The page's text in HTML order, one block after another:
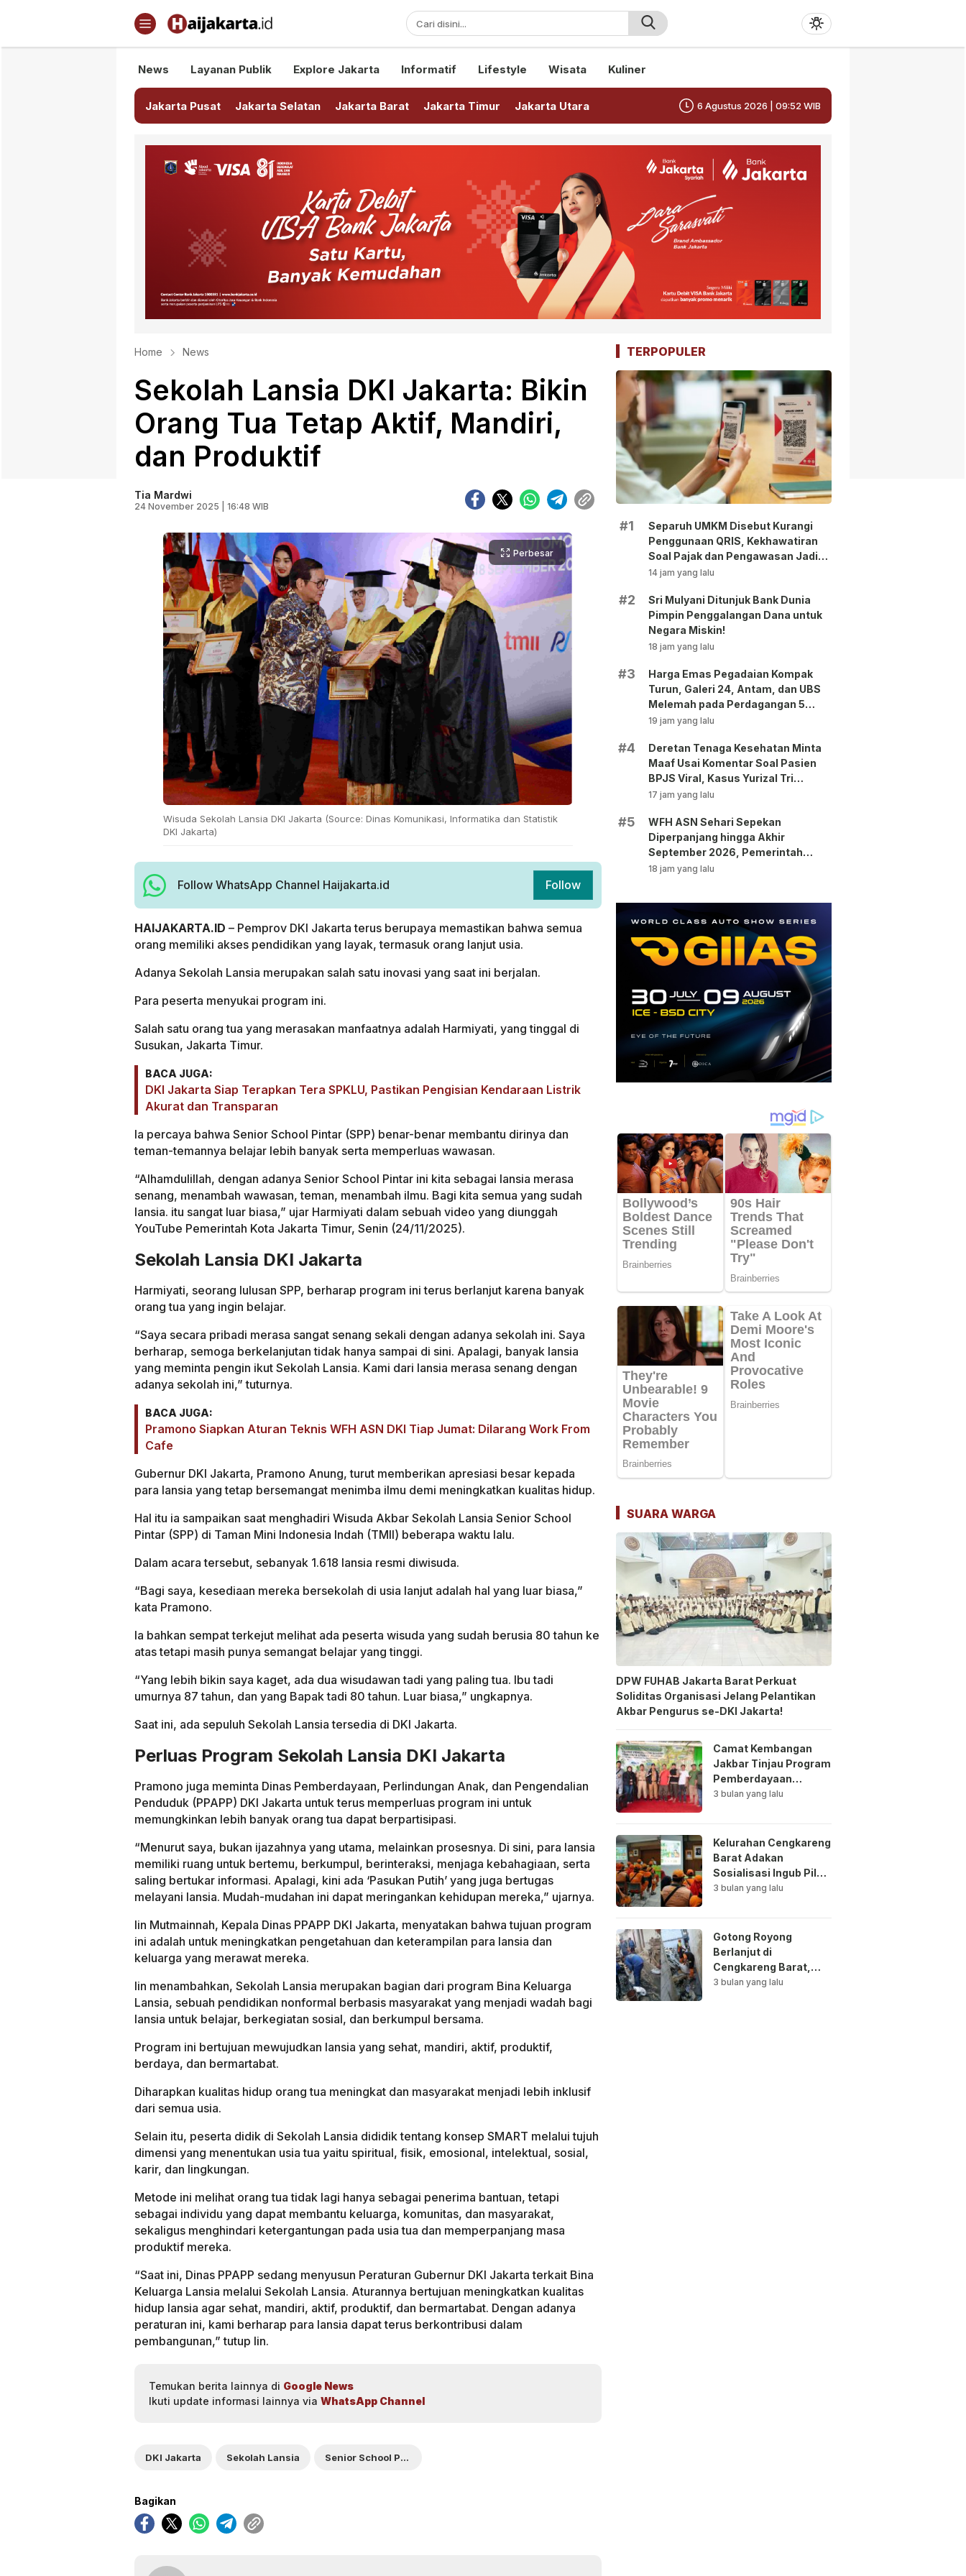
Haijakarta.id
Semua Tentang Jakarta Ada Disini!
News Layanan Publik Explore Jakarta Informatif Lifestyle Wisata Kuliner
Jakarta Pusat Jakarta Selatan Jakarta Barat Jakarta Timur Jakarta Utara 6 Agustus 2026 | 09:52 WIB
Home News
Sekolah Lansia DKI Jakarta: Bikin
Orang Tua Tetap Aktif, Mandiri,
dan Produktif
Tia Mardwi
24 November 2025 | 16:48 WIB
Perbesar
Wisuda Sekolah Lansia DKI Jakarta (Source: Dinas Komunikasi, Informatika dan Statistik
DKI Jakarta)
Follow WhatsApp Channel Haijakarta.id Follow
HAIJAKARTA.ID – Pemprov DKI Jakarta terus berupaya memastikan bahwa semua
orang memiliki akses pendidikan yang layak, termasuk orang lanjut usia.
Adanya Sekolah Lansia merupakan salah satu inovasi yang saat ini berjalan.
Para peserta menyukai program ini.
Salah satu orang tua yang merasakan manfaatnya adalah Harmiyati, yang tinggal di
Susukan, Jakarta Timur.
BACA JUGA:
DKI Jakarta Siap Terapkan Tera SPKLU, Pastikan Pengisian Kendaraan Listrik
Akurat dan Transparan
Ia percaya bahwa Senior School Pintar (SPP) benar-benar membantu dirinya dan
teman-temannya belajar lebih banyak serta memperluas wawasan.
“Alhamdulillah, dengan adanya Senior School Pintar ini kita sebagai lansia merasa
senang, menambah wawasan, teman, menambah ilmu. Bagi kita semua yang sudah
lansia. itu sangat luar biasa,” ujar Harmiyati dalam sebuah video yang diunggah
YouTube Pemerintah Kota Jakarta Timur, Senin (24/11/2025).
Sekolah Lansia DKI Jakarta
Harmiyati, seorang lulusan SPP, berharap program ini terus berlanjut karena banyak
orang tua yang ingin belajar.
“Saya secara pribadi merasa sangat senang sekali dengan adanya sekolah ini. Saya
berharap, semoga berkelanjutan tidak hanya sampai di sini. Apalagi, banyak lansia
yang meminta pengin ikut Sekolah Lansia. Kami dari lansia merasa senang dengan
adanya sekolah ini,” tuturnya.
BACA JUGA:
Pramono Siapkan Aturan Teknis WFH ASN DKI Tiap Jumat: Dilarang Work From
Cafe
Gubernur DKI Jakarta, Pramono Anung, turut memberikan apresiasi besar kepada
para lansia yang tetap bersemangat menimba ilmu demi meningkatkan kualitas hidup.
Hal itu ia sampaikan saat menghadiri Wisuda Akbar Sekolah Lansia Senior School
Pintar (SPP) di Taman Mini Indonesia Indah (TMII) beberapa waktu lalu.
Dalam acara tersebut, sebanyak 1.618 lansia resmi diwisuda.
“Bagi saya, kesediaan mereka bersekolah di usia lanjut adalah hal yang luar biasa,”
kata Pramono.
Ia bahkan sempat terkejut melihat ada peserta wisuda yang sudah berusia 80 tahun ke
atas tetapi masih punya semangat belajar yang tinggi.
“Yang lebih bikin saya kaget, ada dua wisudawan tadi yang paling tua. Ibu tadi
umurnya 87 tahun, dan yang Bapak tadi 80 tahun. Luar biasa,” ungkapnya.
Saat ini, ada sepuluh Sekolah Lansia tersedia di DKI Jakarta.
Perluas Program Sekolah Lansia DKI Jakarta
Pramono juga meminta Dinas Pemberdayaan, Perlindungan Anak, dan Pengendalian
Penduduk (PPAPP) DKI Jakarta untuk terus memperluas program ini untuk
memungkinkan lebih banyak orang tua dapat berpartisipasi.
“Menurut saya, bukan ijazahnya yang utama, melainkan prosesnya. Di sini, para lansia
memiliki ruang untuk bertemu, berkumpul, berinteraksi, menjaga kebahagiaan, serta
saling bertukar informasi. Apalagi, kini ada ‘Pasukan Putih’ yang juga bertugas
melayani lansia. Mudah-mudahan ini dapat meringankan kehidupan mereka,” ujarnya.
Iin Mutmainnah, Kepala Dinas PPAPP DKI Jakarta, menyatakan bahwa tujuan program
ini adalah untuk meningkatkan pengetahuan dan keterampilan para lansia dan
keluarga yang merawat mereka.
Iin menambahkan, Sekolah Lansia merupakan bagian dari program Bina Keluarga
Lansia, sebuah pendidikan nonformal berbasis masyarakat yang menjadi wadah bagi
lansia untuk belajar, berkegiatan sosial, dan berkumpul bersama.
Program ini bertujuan mewujudkan lansia yang sehat, mandiri, aktif, produktif,
berdaya, dan bermartabat.
Diharapkan kualitas hidup orang tua meningkat dan masyarakat menjadi lebih inklusif
dari semua usia.
Selain itu, peserta didik di Sekolah Lansia dididik tentang konsep SMART melalui tujuh
dimensi yang menentukan usia tua yaitu spiritual, fisik, emosional, intelektual, sosial,
karir, dan lingkungan.
Metode ini melihat orang tua tidak lagi hanya sebagai penerima bantuan, tetapi
sebagai individu yang dapat membantu keluarga, komunitas, dan masyarakat,
sekaligus menghindari ketergantungan pada usia tua dan memperpanjang masa
produktif mereka.
“Saat ini, Dinas PPAPP sedang menyusun Peraturan Gubernur DKI Jakarta terkait Bina
Keluarga Lansia melalui Sekolah Lansia. Aturannya bertujuan meningkatkan kualitas
hidup lansia agar sehat, mandiri, aktif, produktif, dan bermartabat. Dengan adanya
peraturan ini, kami berharap para lansia dapat terus berkontribusi dalam
pembangunan,” tutup Iin.
Temukan berita lainnya di Google News
Ikuti update informasi lainnya via WhatsApp Channel
DKI Jakarta Sekolah Lansia Senior School Pintar
Bagikan
TERPOPULER
#1
Separuh UMKM Disebut Kurangi
Penggunaan QRIS, Kekhawatiran
Soal Pajak dan Pengawasan Jadi
Sorotan!
14 jam yang lalu
#2
Sri Mulyani Ditunjuk Bank Dunia
Pimpin Penggalangan Dana untuk
Negara Miskin!
18 jam yang lalu
#3
Harga Emas Pegadaian Kompak
Turun, Galeri 24, Antam, dan UBS
Melemah pada Perdagangan 5
Agustus 2026
19 jam yang lalu
#4
Deretan Tenaga Kesehatan Minta
Maaf Usai Komentar Soal Pasien
BPJS Viral, Kasus Yurizal Tri
Chaerawan Jadi Sorotan Publik!
17 jam yang lalu
#5
WFH ASN Sehari Sepekan
Diperpanjang hingga Akhir
September 2026, Pemerintah
Klaim Kinerja Tetap Optimal
18 jam yang lalu
SUARA WARGA
DPW FUHAB Jakarta Barat Perkuat
Soliditas Organisasi Jelang Pelantikan
Akbar Pengurus se-DKI Jakarta!
Camat Kembangan
Jakbar Tinjau Program
Pemberdayaan
Lingkungan di Bale
3 bulan yang lalu
Kelurahan Cengkareng
Barat Adakan
Sosialisasi Ingub Pilah
Sampah Kepada PPSU
3 bulan yang lalu
Gotong Royong
Berlanjut di
Cengkareng Barat,
Saluran Air
3 bulan yang lalu